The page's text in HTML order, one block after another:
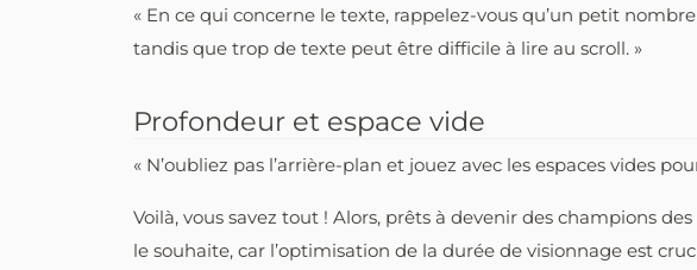
« En ce qui concerne le texte, rappelez-vous qu’un petit
tandis que trop de texte peut être difficile à lire au scroll. »
Profondeur et espace vide
« N’oubliez pas l’arrière-plan et jouez avec les espaces vides
Voilà, vous savez tout ! Alors, prêts à devenir des champions
le souhaite, car l’optimisation de la durée de visionnage est